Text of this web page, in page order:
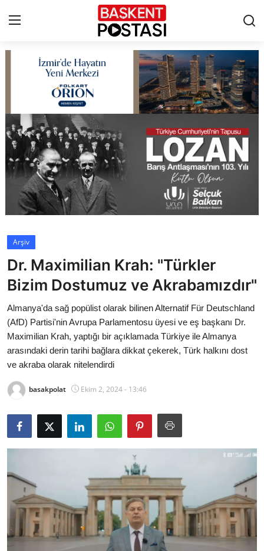
Çerez Politikası
Künye
Ankara
TBMM
Cumhurbaşkanlığı
Bakanlıklar
Siyasi Partiler
Mülki İdare
Toplum ve Yaşam
Sivil Toplum Kuruluşları
Kamu Kurumları ve Üst Kurullar
Resmi Reklamlar
Arşiv
Dr. Maximilian Krah: "Türkler
Bizim Dostumuz ve Akrabamızdır"
Almanya'da sağ popülist olarak bilinen Alternatif Für Deutschland
(AfD) Partisi'nin Avrupa Parlamentosu üyesi ve eş başkanı Dr.
Maximilian Krah, yaptığı bir açıklamada Türkiye ile Almanya
arasındaki derin tarihi bağlara dikkat çekerek, Türk halkını dost
ve akraba olarak nitelendirdi
basakpolat Ekim 2, 2024 - 13:46